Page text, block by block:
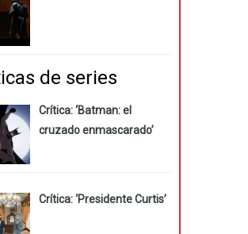
de series
Crítica: ‘Batman: el
cruzado enmascarado’
Crítica: ‘Presidente Curtis’